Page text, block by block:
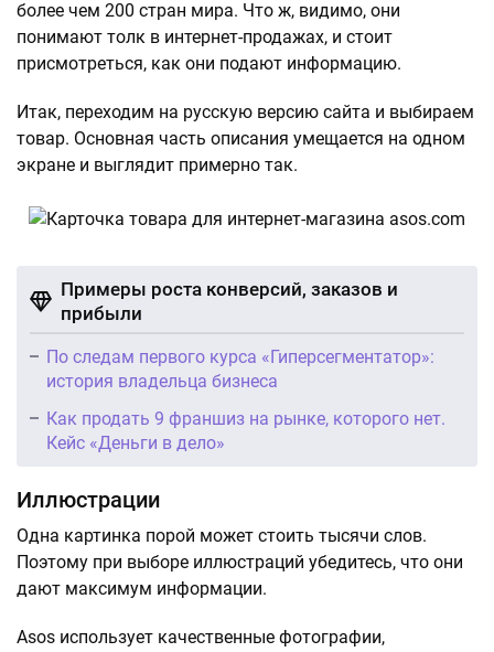
более чем 200 стран мира. Что ж, видимо, они
понимают толк в интернет-продажах, и стоит
присмотреться, как они подают информацию.
Итак, переходим на русскую версию сайта и выбираем
товар. Основная часть описания умещается на одном
экране и выглядит примерно так.
Примеры роста конверсий, заказов и
прибыли
По следам первого курса «Гиперсегментатор»:
история владельца бизнеса
Как продать 9 франшиз на рынке, которого нет.
Кейс «Деньги в дело»
Иллюстрации
Одна картинка порой может стоить тысячи слов.
Поэтому при выборе иллюстраций убедитесь, что они
дают максимум информации.
Asos использует качественные фотографии,